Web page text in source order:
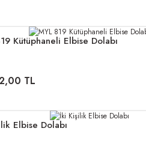
Kütüphaneli Elbise Dolabı
TL
Elbise Dolabı